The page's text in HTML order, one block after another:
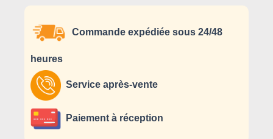
Commande expédiée sous 24/48
heures
Service après-vente
Paiement à réception